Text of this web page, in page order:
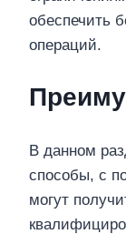
обеспечить
операций.
В данном
способы, с
могут